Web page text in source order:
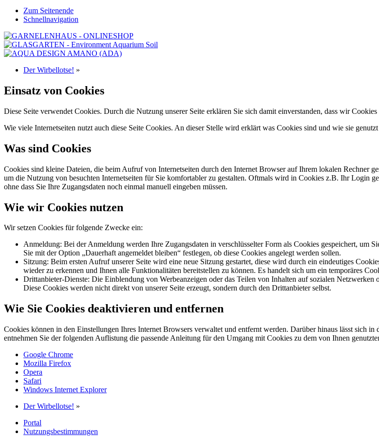
Zum Seitenende
Schnellnavigation
Der Wirbellotse! »
Einsatz von Cookies
Diese Seite verwendet Cookies. Durch die Nutzung unserer Seite erklären Sie sich damit einverstanden, dass wir Cookies
Wie viele Internetseiten nutzt auch diese Seite Cookies. An dieser Stelle wird erklärt was Cookies sind und wie sie
Was sind Cookies
Cookies sind kleine Dateien, die beim Aufruf von Internetseiten durch den Internet Browser auf Ihrem lokalen Rechner
um die Nutzung von besuchten Internetseiten für Sie komfortabler zu gestalten. Oftmals wird in Cookies z.B. Ihr Login
ohne dass Sie Ihre Zugangsdaten noch einmal manuell eingeben müssen.
Wie wir Cookies nutzen
Wir setzen Cookies für folgende Zwecke ein:
Anmeldung: Bei der Anmeldung werden Ihre Zugangsdaten in verschlüsselter Form als Cookies gespeichert, um
Sie mit der Option „Dauerhaft angemeldet bleiben“ festlegen, ob diese Cookies angelegt werden sollen.
Sitzung: Beim ersten Aufruf unserer Seite wird eine neue Sitzung gestartet, diese wird durch ein eindeutiges
wieder zu erkennen und Ihnen alle Funktionalitäten bereitstellen zu können. Es handelt sich um ein temporäres
Drittanbieter-Dienste: Die Einblendung von Werbeanzeigen oder das Teilen von Inhalten auf sozialen
Diese Cookies werden nicht direkt von unserer Seite erzeugt, sondern durch den Drittanbieter selbst.
Wie Sie Cookies deaktivieren und entfernen
Cookies können in den Einstellungen Ihres Internet Browsers verwaltet und entfernt werden. Darüber hinaus lässt sich
entnehmen Sie der folgenden Auflistung die passende Anleitung für den Umgang mit Cookies zu dem von Ihnen
Google Chrome
Mozilla Firefox
Opera
Safari
Windows Internet Explorer
Der Wirbellotse! »
Portal
Nutzungsbestimmungen